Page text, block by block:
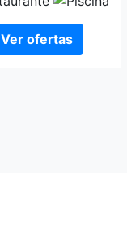
Ver ofertas